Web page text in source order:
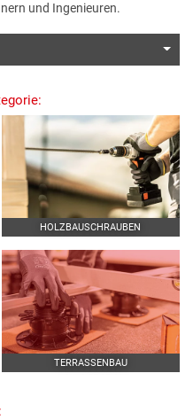
und Ingenieuren.
HOLZBAUSCHRAUBEN
TERRASSENBAU